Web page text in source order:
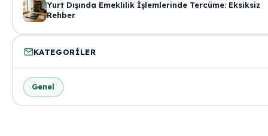
Yurt Dışında Emeklilik İşlemlerinde Tercüme: Eksiksiz
Rehber
KATEGORILER
Genel